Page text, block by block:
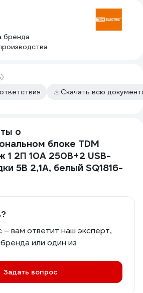
бренда
Скачать всю
о
блоке TDM
1 2П 10А 250В+2 USB-
5В 2,1А, белый SQ1816-
– вам ответит наш эксперт,
или один из
Задать вопрос